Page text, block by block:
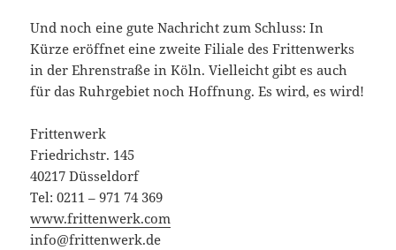
Und noch eine gute Nachricht zum Schluss: In
Kürze eröffnet eine zweite Filiale des Frittenwerks
in der Ehrenstraße in Köln. Vielleicht gibt es auch
für das Ruhrgebiet noch Hoffnung. Es wird, es wird!
Frittenwerk
Friedrichstr. 145
40217 Düsseldorf
Tel: 0211 – 971 74 369
www.frittenwerk.com
info@frittenwerk.de